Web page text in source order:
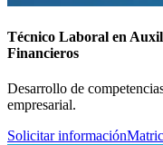
Técnico Laboral en
Financieros
Desarrollo de
empresarial.
Solicitar información